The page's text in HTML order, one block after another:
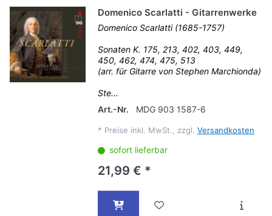
Domenico Scarlatti - Gitarrenwerke
Domenico Scarlatti (1685-1757)
Sonaten K. 175, 213, 402, 403, 449,
450, 462, 474, 475, 513
(arr. für Gitarre von Stephen Marchionda)
Ste...
Art.-Nr.
MDG 903 1587-6
* Preise inkl. MwSt., zzgl. Versandkosten
sofort lieferbar
21,99 € *